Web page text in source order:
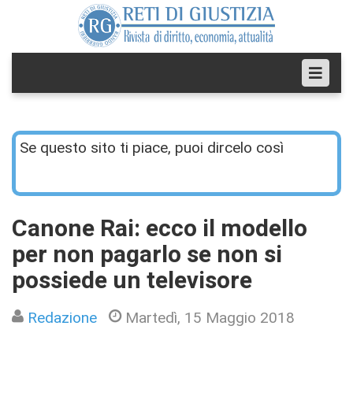
Se questo sito ti piace, puoi dircelo così
Canone Rai: ecco il modello
per non pagarlo se non si
possiede un televisore
Redazione Martedì, 15 Maggio 2018